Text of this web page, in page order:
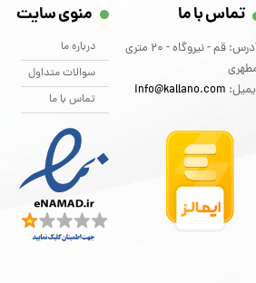
تماس با ما
آدرس: قم - نیروگاه - 20 متری
info@kallano.com​​​​​​​
منوی سایت
درباره ما
سوالات متداول
تماس با ما